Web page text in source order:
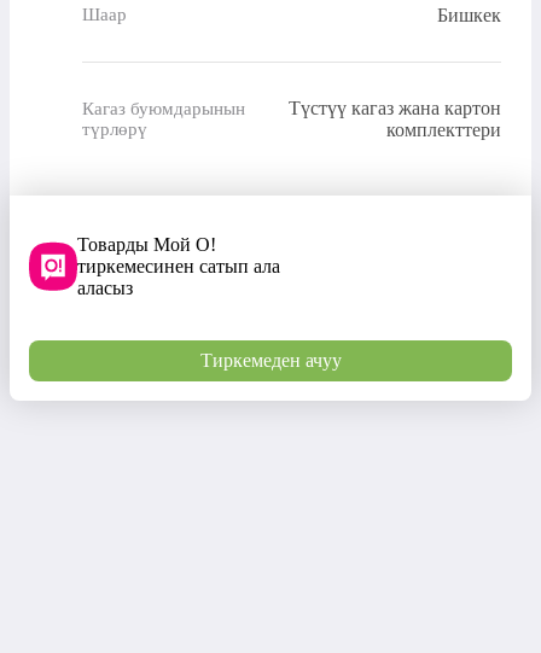
Шаар Бишкек
Кагаз буюмдарынын
түрлөрү
Түстүү кагаз жана картон
комплекттери
Товарды Мой О!
тиркемесинен сатып ала
аласыз
Тиркемеден ачуу